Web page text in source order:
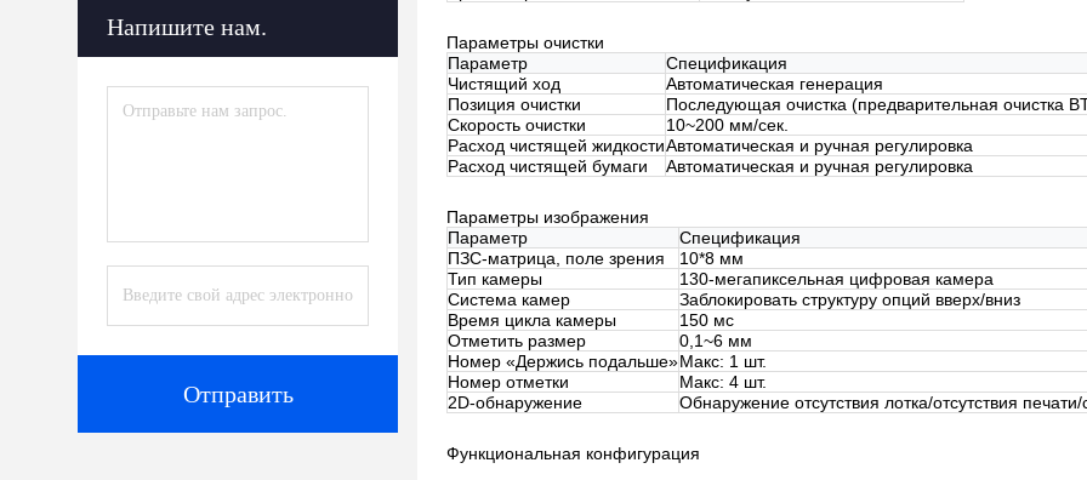
Напишите нам.
Отправить
Параметры очистки
Параметр
Спецификация
Чистящий ход
Автоматическая генерация
Позиция очистки
Последующая очистка (предварительная очистка
Скорость очистки
10~200 мм/сек.
Расход чистящей жидкостиАвтоматическая и ручная регулировка
Расход чистящей бумаги
Автоматическая и ручная регулировка
Параметры изображения
Параметр
Спецификация
ПЗС-матрица, поле зрения
10*8 мм
Тип камеры
130-мегапиксельная цифровая камера
Система камер
Заблокировать структуру опций вверх/вниз
Время цикла камеры
150 мс
Отметить размер
0,1~6 мм
Номер «Держись подальше»Макс: 1 шт.
Номер отметки
Макс: 4 шт.
2D-обнаружение
Обнаружение отсутствия лотка/отсутствия
Функциональная конфигурация